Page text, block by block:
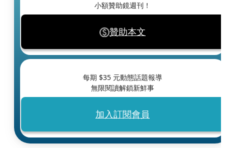
小額贊助鏡週刊！
贊助本文
每期 $35 元動態話題報導
無限閱讀解鎖新鮮事
加入訂閱會員